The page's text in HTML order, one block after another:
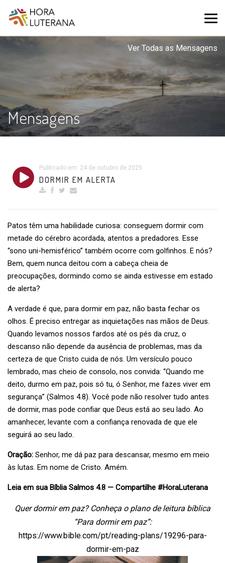
Mensagens
Ver Todas as Mensagens
Publicado em: 24 de outubro de 2025
DORMIR EM ALERTA
Patos têm uma habilidade curiosa: conseguem dormir com
metade do cérebro acordada, atentos a predadores. Esse
“sono uni-hemisférico” também ocorre com golfinhos. E nós?
Bem, quem nunca deitou com a cabeça cheia de
preocupações, dormindo como se ainda estivesse em estado
de alerta?
A verdade é que, para dormir em paz, não basta fechar os
olhos. É preciso entregar as inquietações nas mãos de Deus.
Quando levamos nossos fardos até os pés da cruz, o
descanso não depende da ausência de problemas, mas da
certeza de que Cristo cuida de nós. Um versículo pouco
lembrado, mas cheio de consolo, nos convida: “Quando me
deito, durmo em paz, pois só tu, ó Senhor, me fazes viver em
segurança” (Salmos 4.8). Você pode não resolver tudo antes
de dormir, mas pode confiar que Deus está ao seu lado. Ao
amanhecer, levante com a confiança renovada de que ele
seguirá ao seu lado.
Oração: Senhor, me dá paz para descansar, mesmo em meio
às lutas. Em nome de Cristo. Amém.
Leia em sua Bíblia Salmos 4.8 — Compartilhe #HoraLuterana
Quer dormir em paz? Conheça o plano de leitura bíblica
“Para dormir em paz”:
https://www.bible.com/pt/reading-plans/19296-para-
dormir-em-paz